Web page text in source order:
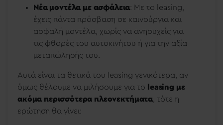
Νέα μοντέλα με ασφάλεια: Με το leasing,
έχεις πάντα πρόσβαση σε καινούργια και
ασφαλή μοντέλα, χωρίς να ανησυχείς για
τις φθορές του αυτοκινήτου ή για την αξία
μεταπώλησής του.
Αυτά είναι τα θετικά του leasing γενικότερα, αν
όμως θέλουμε να μιλήσουμε για το
leasing με
ακόμα περισσότερα πλεονεκτήματα , τότε η
ερώτηση θα γίνει: